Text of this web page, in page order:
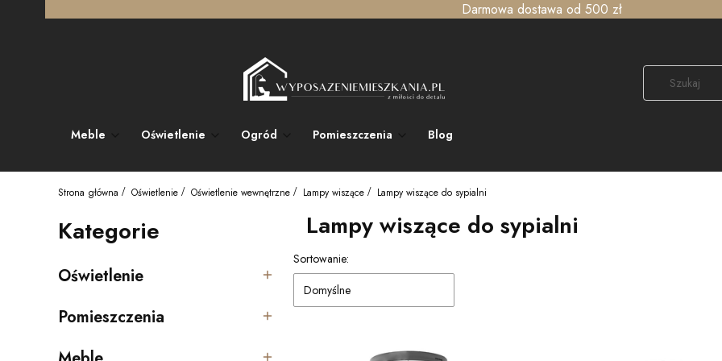
Darmowa dostawa od 500 zł
Meble Oświetlenie Ogród Pomieszczenia Blog
Strona główna Oświetlenie Oświetlenie wewnętrzne Lampy wiszące Lampy wiszące do sypialni
Kategorie
Kategoria - Oświetlenie
Oświetlenie
Kategoria - Pomieszczenia
Pomieszczenia
Lampy wiszące do sypialni
Lista produktów
Sortowanie:
Domyślne